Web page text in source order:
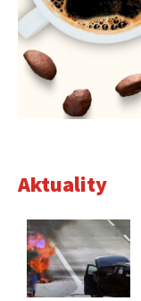
Aktuality